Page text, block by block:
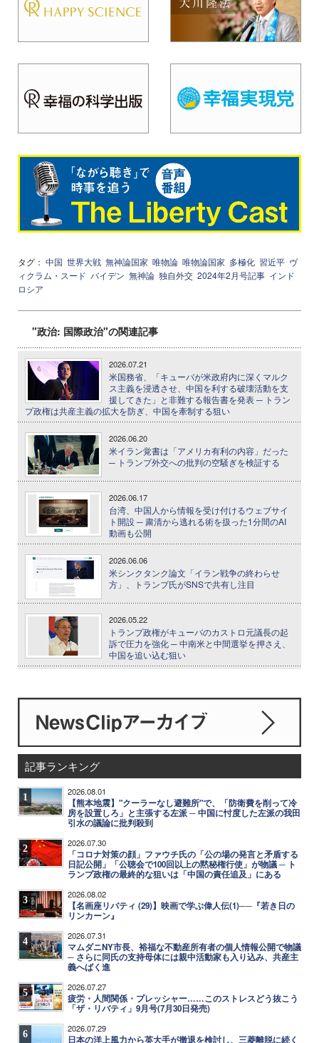
タグ： 中国 世界大戦 無神論国家 唯物論 唯物論国家 多極化 習近平 ヴ
ィクラム・スード バイデン 無神論 独自外交 2024年2月号記事 インド
ロシア
"政治: 国際政治"の関連記事
2026.07.21
米国務省、「キューバが米政府内に深くマルク
ス主義を浸透させ、中国を利する破壊活動を支
援してきた」と非難する報告書を発表 ─ トラン
プ政権は共産主義の拡大を防ぎ、中国を牽制する狙い
2026.06.20
米イラン覚書は「アメリカ有利の内容」だった
─ トランプ外交への批判の空騒ぎを検証する
2026.06.17
台湾、中国人から情報を受け付けるウェブサイ
ト開設 ─ 粛清から逃れる術を扱った1分間のAI
動画も公開
2026.06.06
米シンクタンク論文「イラン戦争の終わらせ
方」、トランプ氏がSNSで共有し注目
2026.05.22
トランプ政権がキューバのカストロ元議長の起
訴で圧力を強化 ─ 中南米と中間選挙を押さえ、
中国を追い込む狙い
記事ランキング
1 2026.08.01
【熊本地震】"クーラーなし避難所"で、「防衛費を削って冷
房を設置しろ」と主張する左派 ─ 中国に忖度した左派の我田
引水の議論に批判殺到
2 2026.07.30
「コロナ対策の顔」ファウチ氏の「公の場の発言と矛盾する
日記公開」「公聴会で100回以上の黙秘権行使」が物議 ─ ト
ランプ政権の最終的な狙いは「中国の責任追及」にある
3 2026.08.02
【名画座リバティ (29)】映画で学ぶ偉人伝(1)──『若き日の
リンカーン』
4 2026.07.31
マムダニNY市長、裕福な不動産所有者の個人情報公開で物議
─ さらに同氏の支持母体には親中活動家も入り込み、共産主
義へばく進
5 2026.07.27
疲労・人間関係・プレッシャー……このストレスどう抜こう
「ザ・リバティ」9月号(7月30日発売)
6 2026.07.29
日本の洋上風力から英大手が撤退を検討し、三菱離脱に続く